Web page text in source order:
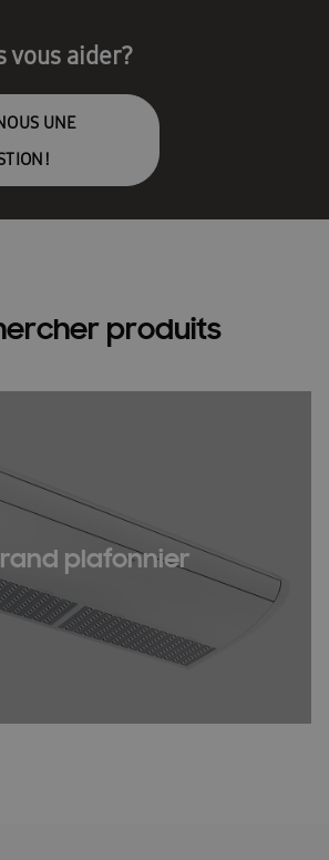
vous aider?
UNE
produits
plafonnier